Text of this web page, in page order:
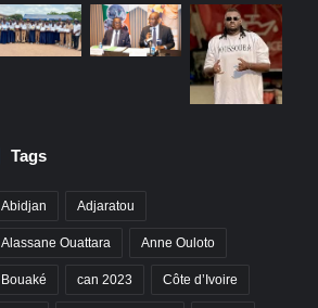
Tags
Abidjan Adjaratou
Alassane Ouattara Anne Ouloto
Bouaké can 2023 Côte d’Ivoire